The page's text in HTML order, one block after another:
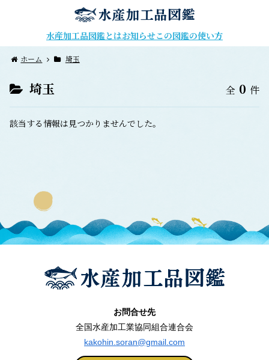
水産加工品図鑑とはお知らせこの図鑑の使い方
ホーム 埼玉
埼玉 全 0 件
該当する情報は見つかりませんでした。
お問合せ先
全国水産加工業協同組合連合会
kakohin.soran@gmail.com